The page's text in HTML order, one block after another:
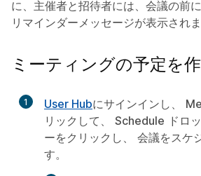
に、主催者と招待者には、会議の前
リマインダーメッセージが表示されま
ミーティングの予定を
1 User Hubにサインインし、
リックして、 Schedule ドロ
ーをクリックし、 会議をスケ
す。